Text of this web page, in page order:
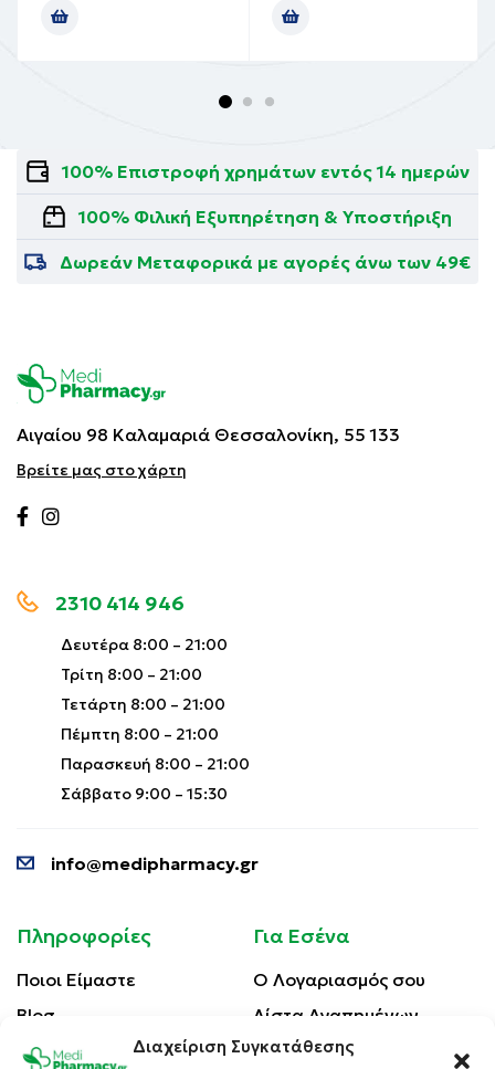
Διαχείριση Συγκατάθεσης
100% Επιστροφή χρημάτων εντός 14 ημερών
100% Φιλική Εξυπηρέτηση & Υποστήριξη
Δωρεάν Μεταφορικά με αγορές άνω των 49€
Αιγαίου 98 Καλαμαριά Θεσσαλονίκη, 55 133
Βρείτε μας στο χάρτη
2310 414 946
Δευτέρα 8:00 – 21:00
Τρίτη 8:00 – 21:00
Τετάρτη 8:00 – 21:00
Πέμπτη 8:00 – 21:00
Παρασκευή 8:00 – 21:00
Σάββατο 9:00 – 15:30
info@medipharmacy.gr
Πληροφορίες
Ποιοι Είμαστε
Blog
Επικοινωνία
Για Εσένα
Ο Λογαριασμός σου
Λίστα Αγαπημένων
Οι Παραγγελίες σου